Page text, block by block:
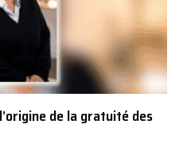
de la gratuité des